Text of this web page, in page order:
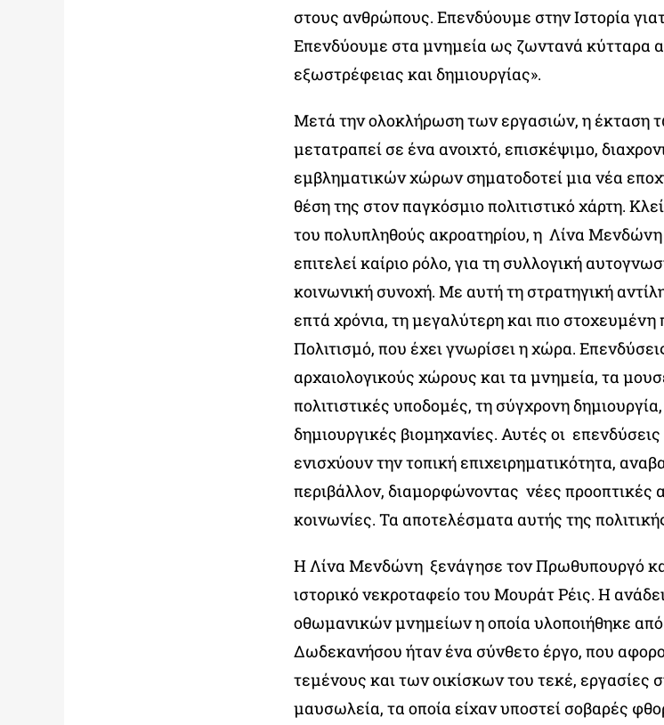
στους ανθρώπους. Επενδύουμε στην Ιστορία
Επενδύουμε στα μνημεία ως ζωντανά κύτταρα
εξωστρέφειας και δημιουργίας».
Μετά την ολοκλήρωση των εργασιών, η έκταση
μετατραπεί σε ένα ανοιχτό, επισκέψιμο,
εμβληματικών χώρων σηματοδοτεί μια νέα
θέση της στον παγκόσμιο πολιτιστικό χάρτη.
του πολυπληθούς ακροατηρίου, η Λίνα
επιτελεί καίριο ρόλο, για τη συλλογική
κοινωνική συνοχή. Με αυτή τη στρατηγική
επτά χρόνια, τη μεγαλύτερη και πιο
Πολιτισμό, που έχει γνωρίσει η χώρα.
αρχαιολογικούς χώρους και τα μνημεία, τα
πολιτιστικές υποδομές, τη σύγχρονη δημιουργία,
δημιουργικές βιομηχανίες. Αυτές οι
ενισχύουν την τοπική επιχειρηματικότητα,
περιβάλλον, διαμορφώνοντας νέες προοπτικές
κοινωνίες. Τα αποτελέσματα αυτής της
Η Λίνα Μενδώνη ξενάγησε τον Πρωθυπουργό
ιστορικό νεκροταφείο του Μουράτ Ρέις. Η
οθωμανικών μνημείων η οποία υλοποιήθηκε
Δωδεκανήσου ήταν ένα σύνθετο έργο, που
τεμένους και των οικίσκων του τεκέ, εργασίες
μαυσωλεία, τα οποία είχαν υποστεί σοβαρές